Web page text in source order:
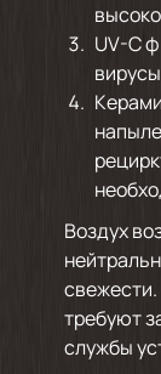
UV-C
Воздух
требуют
службы